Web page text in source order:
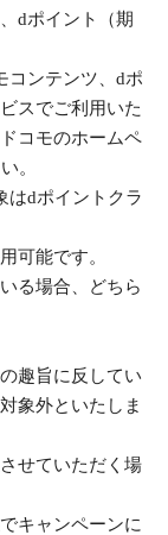
dポイント（期
コンテンツ、dポ
スでご利用いた
コモのホームペ
。
はdポイントクラ
可能です。
る場合、どちら
趣旨に反してい
象外といたしま
せていただく場
キャンペーンに